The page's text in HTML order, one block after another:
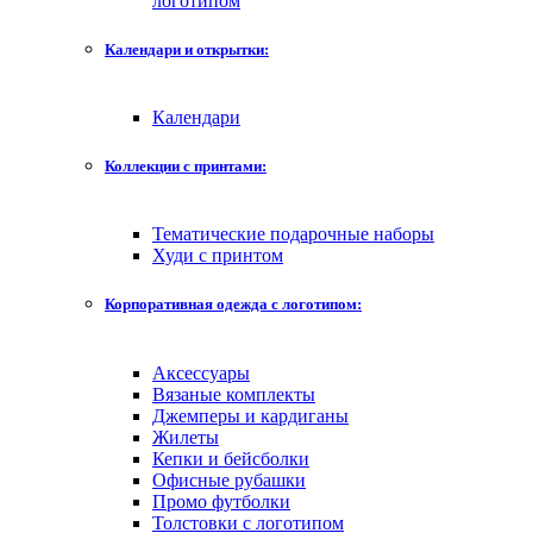
Календари и открытки:
Календари
Коллекции с принтами:
Тематические подарочные наборы
Худи с принтом
Корпоративная одежда с логотипом:
Аксессуары
Вязаные комплекты
Джемперы и кардиганы
Жилеты
Кепки и бейсболки
Офисные рубашки
Промо футболки
Толстовки с логотипом